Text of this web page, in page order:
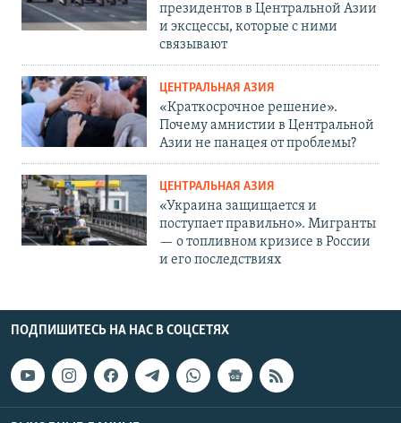
президентов в Центральной Азии
и эксцессы, которые с ними
связывают
ЦЕНТРАЛЬНАЯ АЗИЯ
«Краткосрочное решение».
Почему амнистии в Центральной
Азии не панацея от проблемы?
ЦЕНТРАЛЬНАЯ АЗИЯ
«Украина защищается и
поступает правильно». Мигранты
— о топливном кризисе в России
и его последствиях
ПОДПИШИТЕСЬ НА НАС В СОЦСЕТЯХ